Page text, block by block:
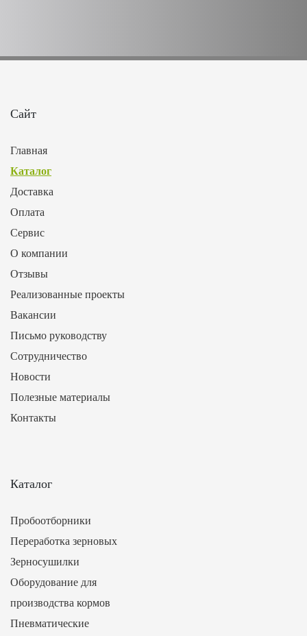
Сайт
Главная
Каталог
Доставка
Оплата
Сервис
О компании
Отзывы
Реализованные проекты
Вакансии
Письмо руководству
Сотрудничество
Новости
Полезные материалы
Контакты
Каталог
Пробоотборники
Переработка зерновых
Зерносушилки
Оборудование для
производства кормов
Пневматические